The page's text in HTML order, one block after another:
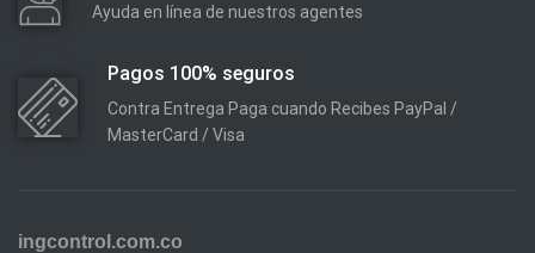
Ayuda en línea de nuestros agentes
Pagos 100% seguros
Contra Entrega Paga cuando Recibes PayPal /
MasterCard / Visa
ingcontrol.com.co